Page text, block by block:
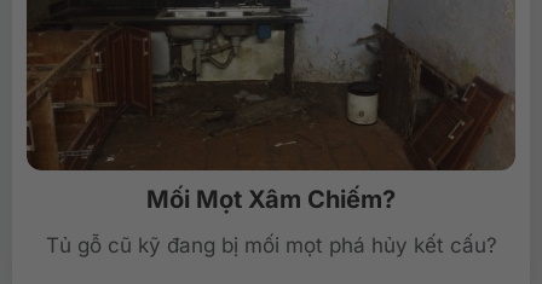
Mối Mọt Xâm Chiếm?
Tủ gỗ cũ kỹ đang bị mối mọt phá hủy kết cấu?